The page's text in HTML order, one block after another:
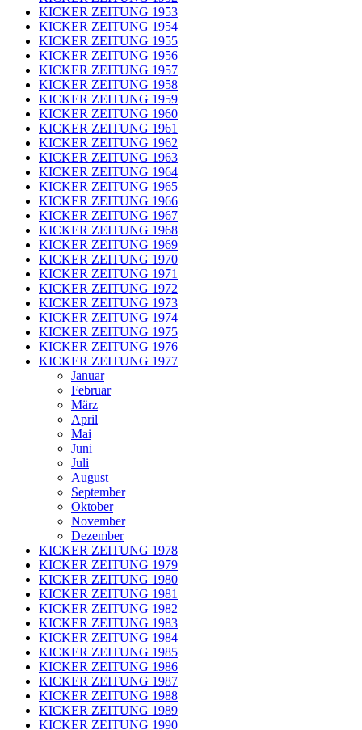
KICKER ZEITUNG 1953
KICKER ZEITUNG 1954
KICKER ZEITUNG 1955
KICKER ZEITUNG 1956
KICKER ZEITUNG 1957
KICKER ZEITUNG 1958
KICKER ZEITUNG 1959
KICKER ZEITUNG 1960
KICKER ZEITUNG 1961
KICKER ZEITUNG 1962
KICKER ZEITUNG 1963
KICKER ZEITUNG 1964
KICKER ZEITUNG 1965
KICKER ZEITUNG 1966
KICKER ZEITUNG 1967
KICKER ZEITUNG 1968
KICKER ZEITUNG 1969
KICKER ZEITUNG 1970
KICKER ZEITUNG 1971
KICKER ZEITUNG 1972
KICKER ZEITUNG 1973
KICKER ZEITUNG 1974
KICKER ZEITUNG 1975
KICKER ZEITUNG 1976
KICKER ZEITUNG 1977
Januar
Februar
März
April
Mai
Juni
Juli
August
September
Oktober
November
Dezember
KICKER ZEITUNG 1978
KICKER ZEITUNG 1979
KICKER ZEITUNG 1980
KICKER ZEITUNG 1981
KICKER ZEITUNG 1982
KICKER ZEITUNG 1983
KICKER ZEITUNG 1984
KICKER ZEITUNG 1985
KICKER ZEITUNG 1986
KICKER ZEITUNG 1987
KICKER ZEITUNG 1988
KICKER ZEITUNG 1989
KICKER ZEITUNG 1990